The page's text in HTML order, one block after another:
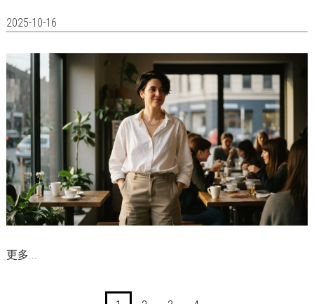
2025-10-16
更多...